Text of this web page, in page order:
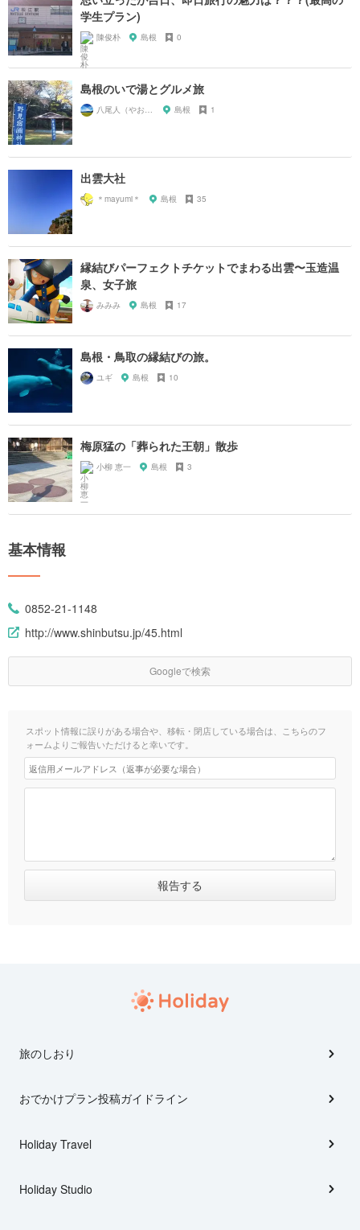
学生プラン)
陳俊朴 島根 0
島根のいで湯とグルメ旅
島根 1
出雲大社
＊mayumi＊ 島根 35
縁結びパーフェクトチケットでまわる出雲〜玉造温
泉、女子旅
みみみ 島根 17
島根・鳥取の縁結びの旅。
ユギ 島根 10
梅原猛の「葬られた王朝」散歩
小柳 恵一 島根 3
基本情報
0852-21-1148
http://www.shinbutsu.jp/45.html
Googleで検索
スポット情報に誤りがある場合や、移転・閉店している場合は、こちらのフ
ォームよりご報告いただけると幸いです。
旅のしおり
おでかけプラン投稿ガイドライン
Holiday Travel
Holiday Studio